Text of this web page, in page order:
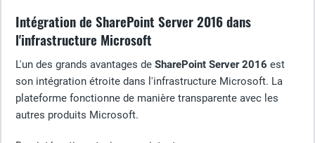
Intégration de SharePoint Server 2016 dans
l'infrastructure Microsoft
L'un des grands avantages de SharePoint Server 2016 est
son intégration étroite dans l'infrastructure Microsoft. La
plateforme fonctionne de manière transparente avec les
autres produits Microsoft.